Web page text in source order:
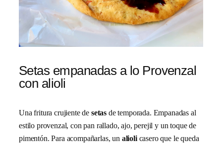
Setas empanadas a lo Provenzal
con alioli
Una fritura crujiente de setas de temporada. Empanadas al
estilo provenzal, con pan rallado, ajo, perejil y un toque de
pimentón. Para acompañarlas, un aliolicasero que le queda